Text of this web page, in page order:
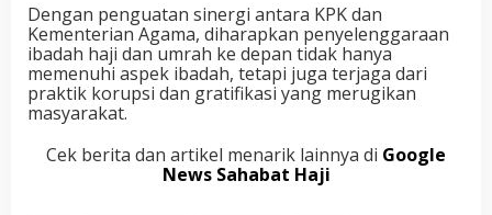
Dengan penguatan sinergi antara KPK dan
Kementerian Agama, diharapkan penyelenggaraan
ibadah haji dan umrah ke depan tidak hanya
memenuhi aspek ibadah, tetapi juga terjaga dari
praktik korupsi dan gratifikasi yang merugikan
masyarakat.
Cek berita dan artikel menarik lainnya di Google
News Sahabat Haji